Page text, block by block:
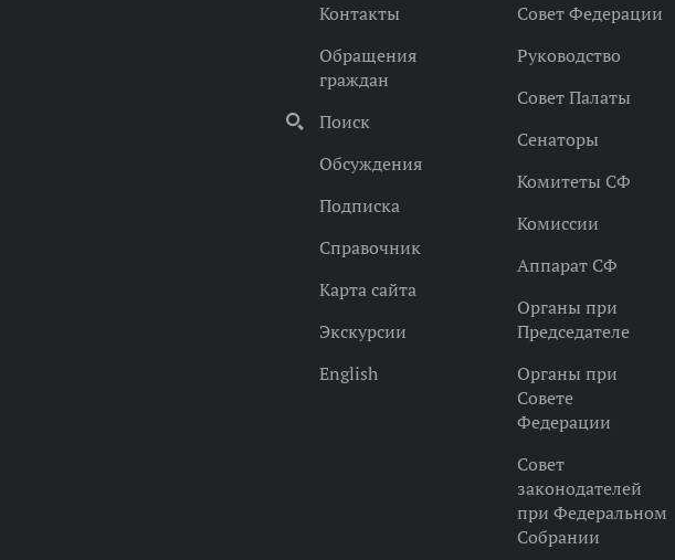
Контакты
Обращения
граждан
Поиск
Обсуждения
Подписка
Справочник
Карта сайта
Экскурсии
English
Совет Федерации
Руководство
Совет Палаты
Сенаторы
Комитеты СФ
Комиссии
Аппарат СФ
Органы при
Председателе
Органы при
Совете
Федерации
Совет
законодателей
при Федеральном
Собрании